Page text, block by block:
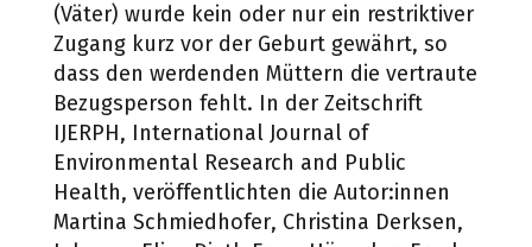
(Väter) wurde kein oder nur ein restriktiver
Zugang kurz vor der Geburt gewährt, so
dass den werdenden Müttern die vertraute
Bezugsperson fehlt. In der Zeitschrift
IJERPH, International Journal of
Environmental Research and Public
Health, veröffentlichten die Autor:innen
Martina Schmiedhofer, Christina Derksen,